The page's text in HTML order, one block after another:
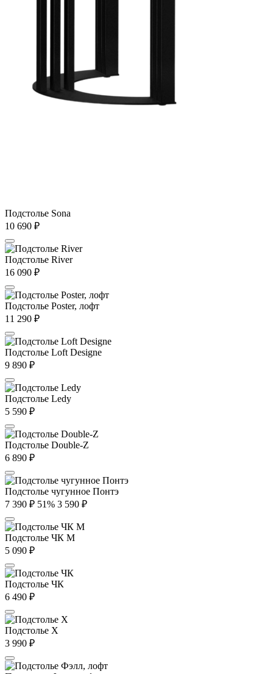
Подстолье Sona
10 690 ₽
Подстолье River
16 090 ₽
Подстолье Poster, лофт
11 290 ₽
Подстолье Loft Designe
9 890 ₽
Подстолье Ledy
5 590 ₽
Подстолье Double-Z
6 890 ₽
Подстолье чугунное Понтэ
7 390 ₽ 51% 3 590 ₽
Подстолье ЧК М
5 090 ₽
Подстолье ЧК
6 490 ₽
Подстолье X
3 990 ₽